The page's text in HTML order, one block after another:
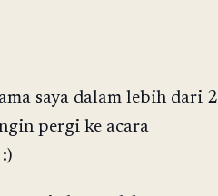
saya dalam lebih dari 2
pergi ke acara